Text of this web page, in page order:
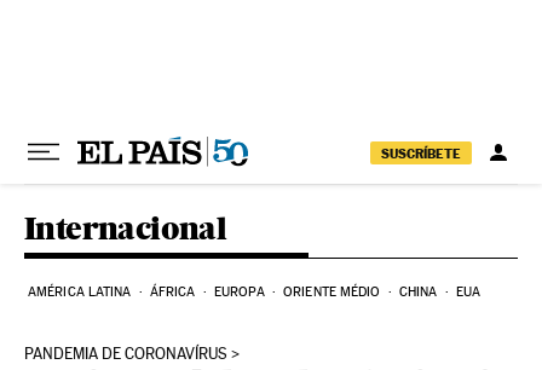
SUSCRÍBETE
Internacional
AMÉRICA LATINA ÁFRICA EUROPA ORIENTE MÉDIO CHINA EUA
PANDEMIA DE CORONAVÍRUS